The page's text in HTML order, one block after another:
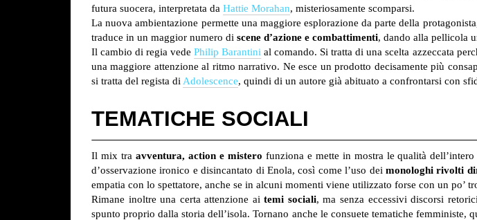
futura suocera, interpretata da Hattie Morahan, misteriosamente scomparsi.
La nuova ambientazione permette una maggiore esplorazione da parte della
traduce in un maggior numero di scene d’azione e combattimenti, dando alla pellicola
Il cambio di regia vedePhilip Barantini al comando. Si tratta di una scelta azzeccata
una maggiore attenzione al ritmo narrativo. Ne esce un prodotto decisamente più
si tratta del regista di Adolescence, quindi di un autore già abituato a confrontarsi con
TEMATICHE SOCIALI
Il mix tra avventura, action e mistero funziona e mette in mostra le qualità
d’osservazione ironico e disincantato di Enola, così come l’uso dei monologhi rivolti
empatia con lo spettatore, anche se in alcuni momenti viene utilizzato forse con un po’
Rimane inoltre una certa attenzione aitemi sociali, ma senza eccessivi discorsi
spunto proprio dalla storia dell’isola. Tornano anche le consuete tematiche